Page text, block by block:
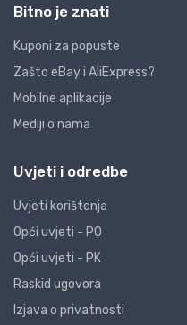
Bitno je znati
Kuponi za popuste
Zašto eBay i AliExpress?
Mobilne aplikacije
Mediji o nama
Uvjeti i odredbe
Uvjeti korištenja
Opći uvjeti - PO
Opći uvjeti - PK
Raskid ugovora
Izjava o privatnosti